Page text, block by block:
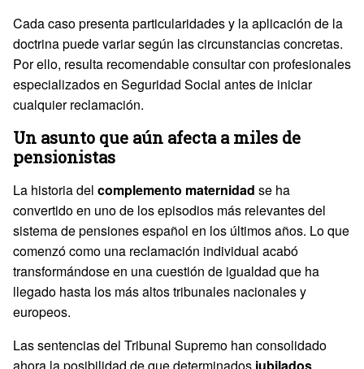
Cada caso presenta particularidades y la aplicación de la
doctrina puede variar según las circunstancias concretas.
Por ello, resulta recomendable consultar con profesionales
especializados en Seguridad Social antes de iniciar
cualquier reclamación.
Un asunto que aún afecta a miles de
pensionistas
La historia del complemento maternidad se ha
convertido en uno de los episodios más relevantes del
sistema de pensiones español en los últimos años. Lo que
comenzó como una reclamación individual acabó
transformándose en una cuestión de igualdad que ha
llegado hasta los más altos tribunales nacionales y
europeos.
Las sentencias del Tribunal Supremo han consolidado
ahora la posibilidad de que determinados jubilados